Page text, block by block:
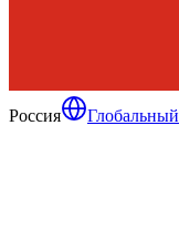
Россия Глобальный